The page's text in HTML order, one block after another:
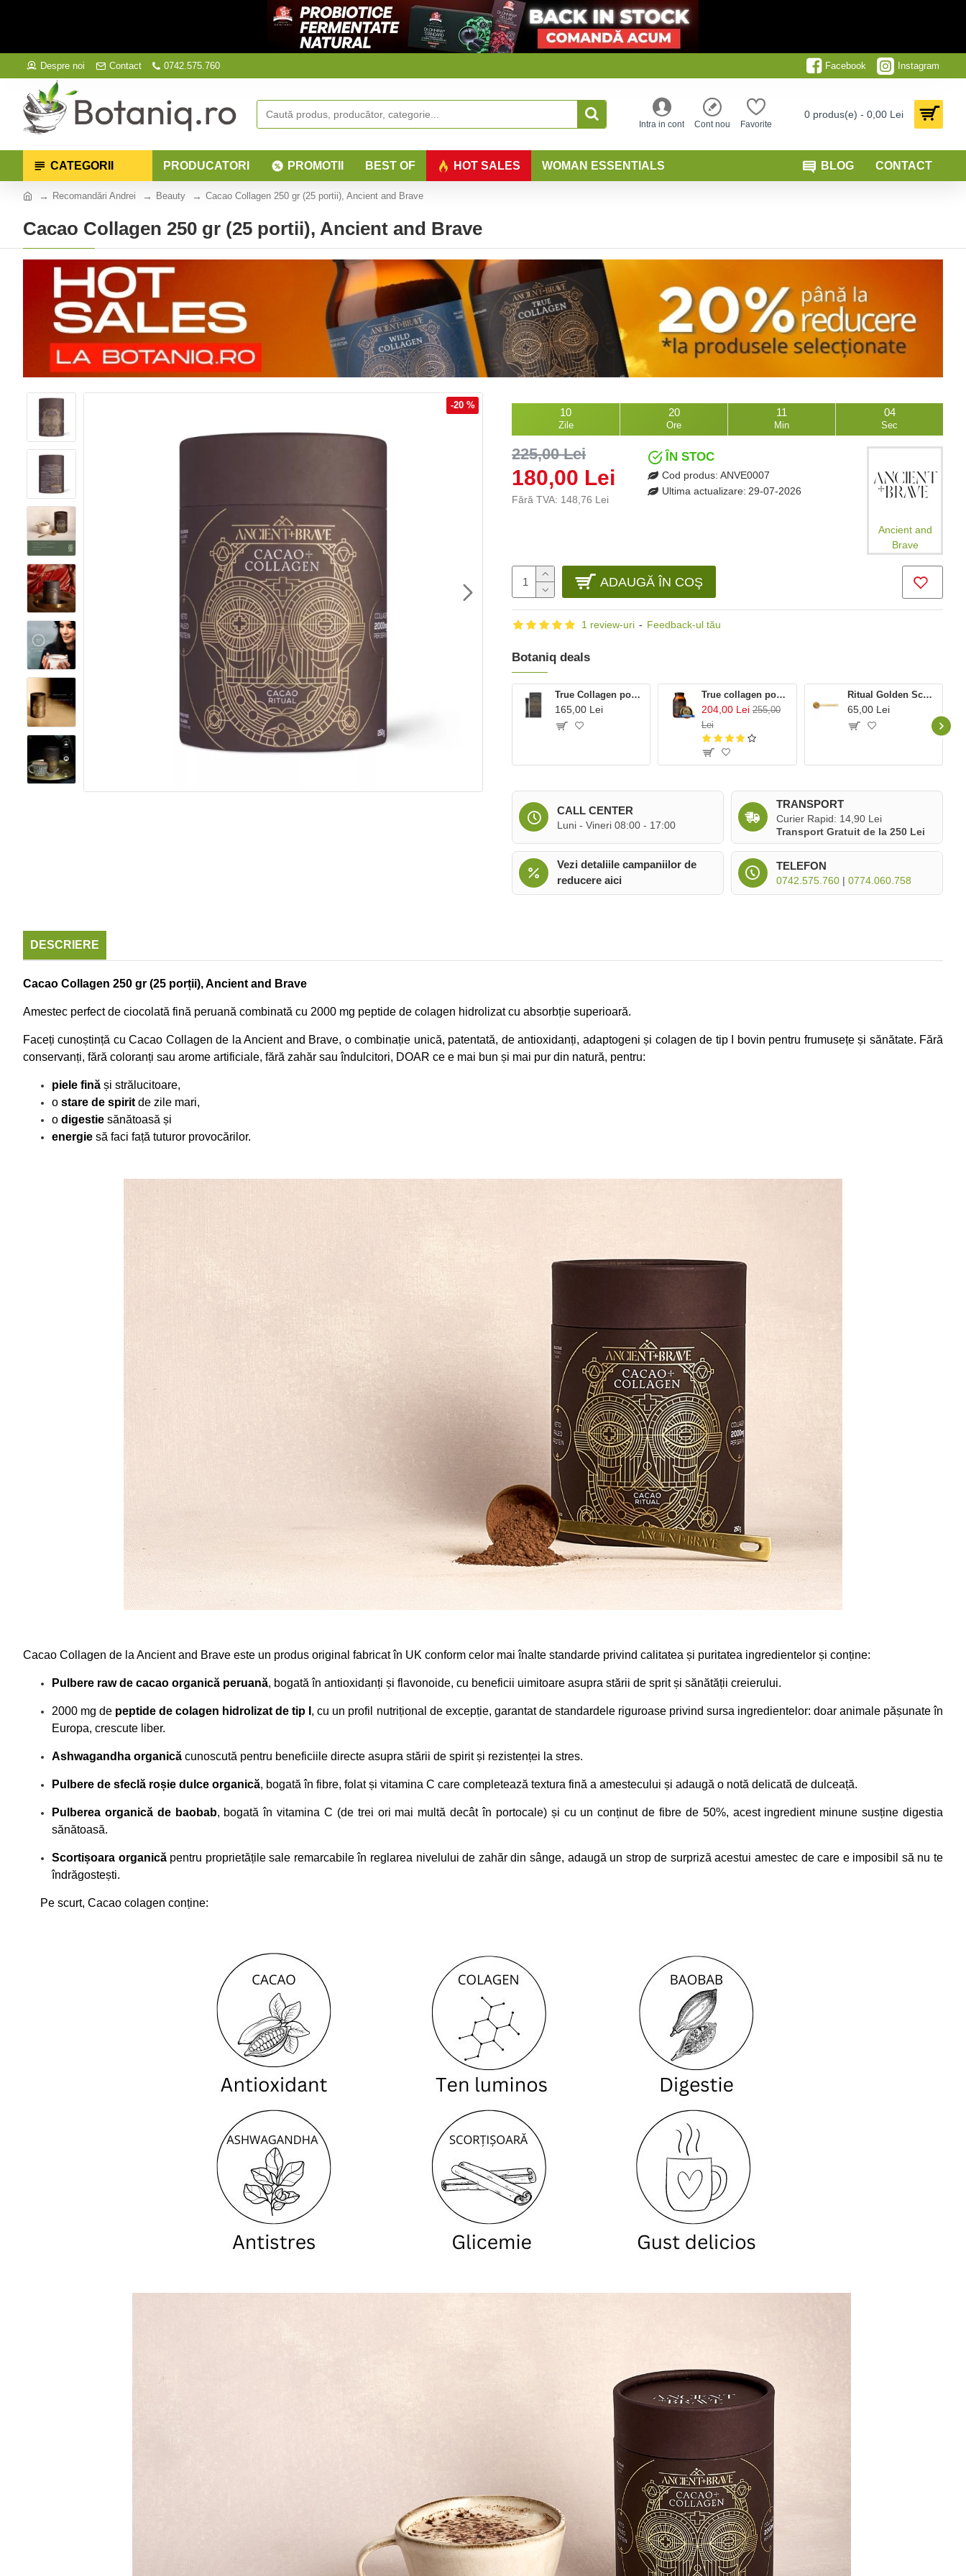
Despre noi Contact 0742.575.760 Facebook Instagram
Intra in cont Cont nou Favorite
0 produs(e) - 0,00 Lei
CATEGORII PRODUCATORI PROMOTII BEST OF HOT SALES WOMAN ESSENTIALS BLOG CONTACT
Recomandări Andrei Beauty Cacao Collagen 250 gr (25 portii), Ancient and Brave
Cacao Collagen 250 gr (25 portii), Ancient and Brave
-20 %
1 review-uri - Feedback-ul tău
10
Zile
20
Ore
11
Min
02
Sec
225,00 Lei
180,00 Lei
Fără TVA: 148,76 Lei
ÎN STOC
Cod produs: ANVE0007
Ultima actualizare: 29-07-2026
Ancient and
Brave
ADAUGĂ ÎN COŞ
CALL CENTER
Luni - Vineri 08:00 - 17:00
TRANSPORT
Curier Rapid: 14,90 Lei
Transport Gratuit de la 250 Lei
Vezi detaliile campaniilor de
reducere aici
TELEFON
0742.575.760| 0774.060.758
Botaniq deals
True Collagen powder 15 x 5 gr (15 plicuri), Ancient and Brave
165,00 Lei
True collagen powder 200 gr (40 portii), Ancient and Brave
204,00 Lei 255,00
Lei
Ritual Golden Scoop, Ancient and Brave
65,00 Lei
DESCRIERE
Cacao Collagen 250 gr (25 porții), Ancient and Brave
Amestec perfect de ciocolată fină peruană combinată cu 2000 mg peptide de colagen hidrolizat cu absorbție superioară.
Faceți cunoștință cu Cacao Collagen de la Ancient and Brave, o combinație unică, patentată, de antioxidanți, adaptogeni și colagen de tip I bovin pentru frumusețe și sănătate. Fără
conservanți, fără coloranți sau arome artificiale, fără zahăr sau îndulcitori, DOAR ce e mai bun și mai pur din natură, pentru:
piele fină și strălucitoare,
o stare de spirit de zile mari,
o digestie sănătoasă și
energie să faci față tuturor provocărilor.
Cacao Collagen de la Ancient and Brave este un produs original fabricat în UK conform celor mai înalte standarde privind calitatea și puritatea ingredientelor și conține:
Pulbere raw de cacao organică peruană, bogată în antioxidanți și flavonoide, cu beneficii uimitoare asupra stării de sprit și sănătății creierului.
2000 mg de peptide de colagen hidrolizat de tip I , cu un profil nutrițional de excepție, garantat de standardele riguroase privind sursa ingredientelor: doar animale pășunate în
Europa, crescute liber.
Ashwagandha organică cunoscută pentru beneficiile directe asupra stării de spirit și rezistenței la stres.
Pulbere de sfeclă roșie dulce organică, bogată în fibre, folat și vitamina C care completează textura fină a amestecului și adaugă o notă delicată de dulceață.
Pulberea organică de baobab, bogată în vitamina C (de trei ori mai multă decât în portocale) și cu un conținut de fibre de 50%, acest ingredient minune susține digestia
sănătoasă.
Scortișoara organicăpentru proprietățile sale remarcabile în reglarea nivelului de zahăr din sânge, adaugă un strop de surpriză acestui amestec de care e imposibil să nu te
îndrăgostești.
Pe scurt, Cacao colagen conține: